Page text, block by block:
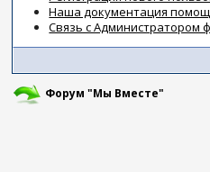
Наша документация
Связь с Администратором
Форум "Мы Вместе"